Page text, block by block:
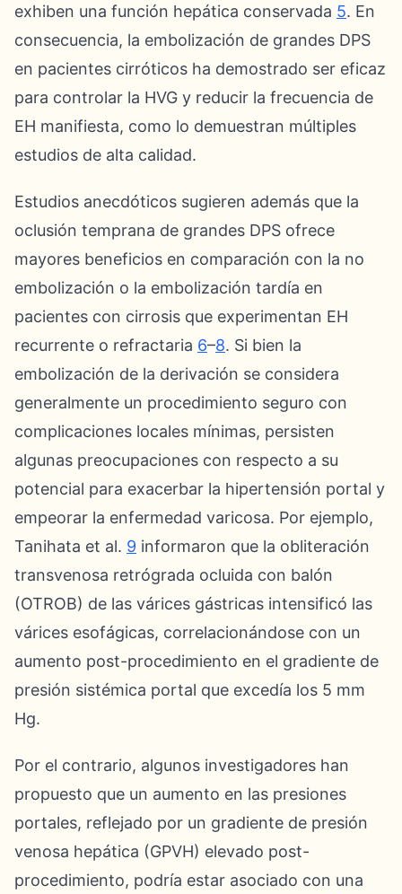
exhiben una función hepática conservada 5. En
consecuencia, la embolización de grandes DPS
en pacientes cirróticos ha demostrado ser eficaz
para controlar la HVG y reducir la frecuencia de
EH manifiesta, como lo demuestran múltiples
estudios de alta calidad.
Estudios anecdóticos sugieren además que la
oclusión temprana de grandes DPS ofrece
mayores beneficios en comparación con la no
embolización o la embolización tardía en
pacientes con cirrosis que experimentan EH
recurrente o refractaria 6–8. Si bien la
embolización de la derivación se considera
generalmente un procedimiento seguro con
complicaciones locales mínimas, persisten
algunas preocupaciones con respecto a su
potencial para exacerbar la hipertensión portal y
empeorar la enfermedad varicosa. Por ejemplo,
Tanihata et al. 9 informaron que la obliteración
transvenosa retrógrada ocluida con balón
(OTROB) de las várices gástricas intensificó las
várices esofágicas, correlacionándose con un
aumento post-procedimiento en el gradiente de
presión sistémica portal que excedía los 5 mm
Hg.
Por el contrario, algunos investigadores han
propuesto que un aumento en las presiones
portales, reflejado por un gradiente de presión
venosa hepática (GPVH) elevado post-
procedimiento, podría estar asociado con una